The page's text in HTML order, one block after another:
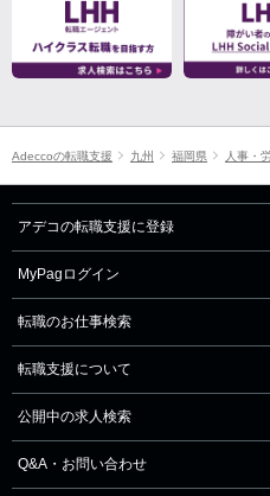
Adeccoの転職支援 九州 福岡県 人事・
アデコの転職支援に登録
MyPagログイン
転職のお仕事検索
転職支援について
公開中の求人検索
Q&A・お問い合わせ